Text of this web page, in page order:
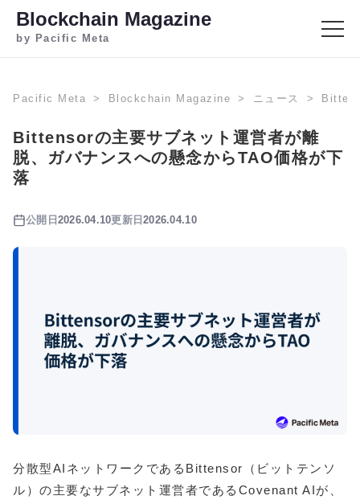
Blockchain Magazine
by Pacific Meta
Pacific Meta Blockchain Magazine ニュース
Bittensorの主要サブネット運営者が離
脱、ガバナンスへの懸念からTAO価格が下
落
公開日 2026.04.10更新日2026.04.10
分散型AIネットワークであるBittensor（ビットテンソ
ル）の主要なサブネット運営者であるCovenant AIが、